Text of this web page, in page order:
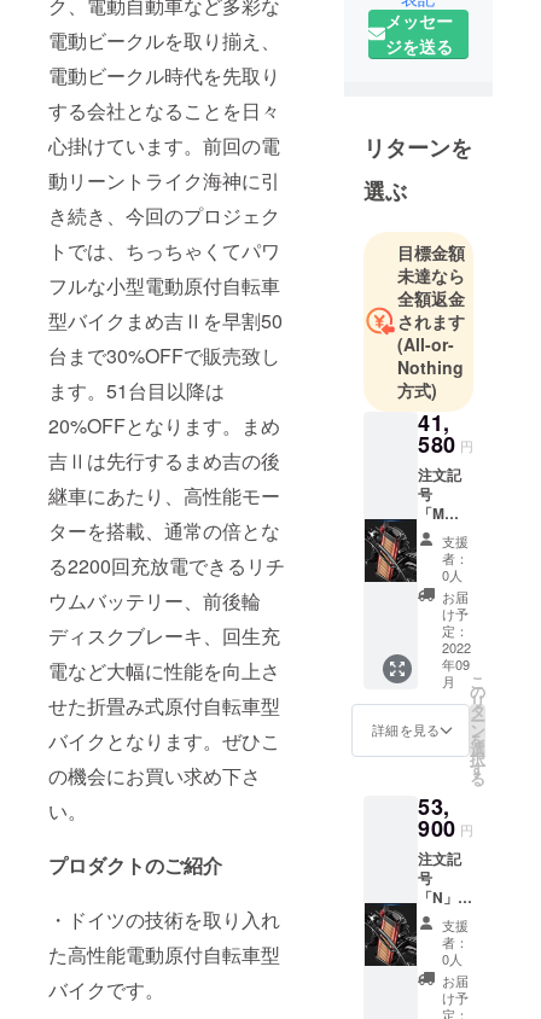
電動ビークルを取り揃え、
電動ビークル時代を先取り
する会社となることを日々
心掛けています。前回の電
動リーントライク海神に引
き続き、今回のプロジェク
トでは、ちっちゃくてパワ
フルな小型電動原付自転車
型バイクまめ吉Ⅱを早割50
台まで30%OFFで販売致し
ます。51台目以降は
20%OFFとなります。まめ
吉Ⅱは先行するまめ吉の後
継車にあたり、高性能モー
ターを搭載、通常の倍とな
る2200回充放電できるリチ
ウムバッテリー、前後輪
ディスクブレーキ、回生充
電など大幅に性能を向上さ
せた折畳み式原付自転車型
バイクとなります。ぜひこ
の機会にお買い求め下さ
い。
プロダクトのご紹介
・ドイツの技術を取り入れ
た高性能電動原付自転車型
バイクです。
メッセー
ジを送る
リターンを
選ぶ
目標金額
未達なら
全額返金
されます
(All-or-
Nothing
方式)
41,
580 円
注文記
号
「M」
。予備
のバッ
テリー
です。
全て
30%OF
Fになり
ます。
ワン
タッチ
入れ替
えです
ので、
この際
ご購入
をお勧
めしま
す。ご
注文い
ただけ
れば本
体と一
緒に送
りま
支援
者：
0人
お届
け予
定：
2022
年09
月
詳細を見る
こ
の
リ
タ
ー
ン
を
選
択
す
る
53,
900 円
注文記
号
「N」。
予備の
バッテ
リーで
す。全
30%OF
支援
者：
0人
お届
け予
定：